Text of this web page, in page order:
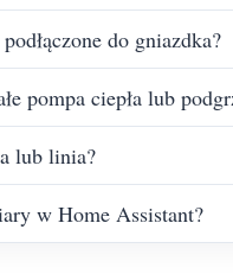
do gniazdka?
pompa ciepła lub
lub linia?
w Home Assistant?